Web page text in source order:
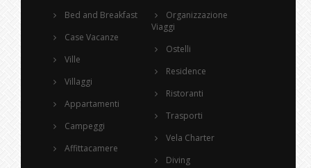
Bed and Breakfast
Case Vacanze
Ville
Villaggi
Appartamenti
Campeggi
Affittacamere
Organizzazione
Viaggi
Ostelli
Residence
Ristoranti
Trasporti
Vela Charter
Diving